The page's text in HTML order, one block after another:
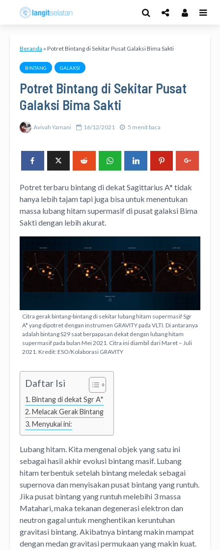
Beranda » Potret Bintang di Sekitar Pusat Galaksi Bima Sakti
BINTANG GALAKSI
Potret Bintang di Sekitar Pusat
Galaksi Bima Sakti
Avivah Yamani 16/12/2021 5 menit baca
Potret terbaru bintang di dekat Sagittarius A* tidak
hanya lebih tajam tapi juga bisa untuk menentukan
massa lubang hitam supermasif di pusat galaksi Bima
Sakti dengan lebih akurat.
Citra gerak bintang-bintang di sekitar lubang hitam supermasif Sgr
A* yang dipotret dengan instrumen GRAVITY pada VLTI. Di antaranya
adalah bintang S29 saat berpapasan dekat dengan lubang hitam
supermasif pada bulan Mei 2021. Citra ini diambil dari Maret – Juli
2021. Kredit: ESO/Kolaborasi GRAVITY
Daftar Isi
Bintang di dekat Sgr A*
Melacak Gerak Bintang
Menyukai ini:
Lubang hitam. Kita mengenal objek yang satu ini
sebagai hasil akhir evolusi bintang masif. Lubang
hitam terbentuk setelah bintang meledak sebagai
supernova dan menyisakan pusat bintang yang runtuh.
Jika pusat bintang yang runtuh melebihi 3 massa
Matahari, maka tekanan degenerasi elektron dan
neutron gagal untuk menghentikan keruntuhan
gravitasi bintang. Akibatnya bintang makin mampat
dengan medan gravitasi permukaan yang makin kuat.